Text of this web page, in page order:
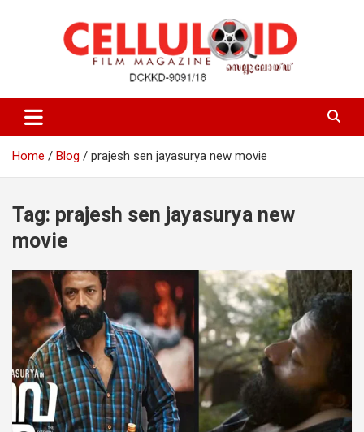
celluloid
Home Blog prajesh sen jayasurya new movie
Tag: prajesh sen jayasurya new
movie